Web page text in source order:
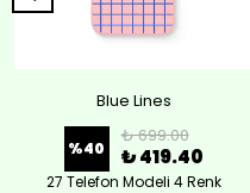
Blue Lines
%40
₺ 699.00
₺ 419.40
27 Telefon Modeli 4 Renk